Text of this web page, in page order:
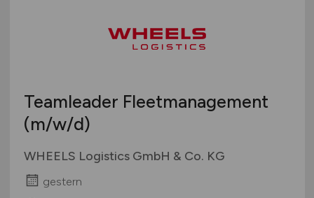
Teamleader Fleetmanagement
(m/w/d)
WHEELS Logistics GmbH & Co. KG
gestern